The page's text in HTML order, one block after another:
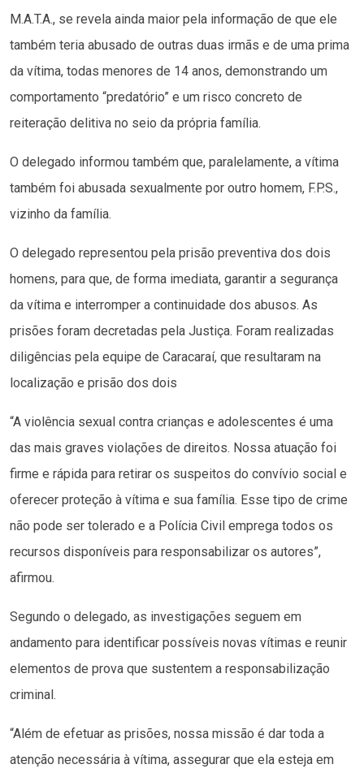
M.A.T.A., se revela ainda maior pela informação de que ele
também teria abusado de outras duas irmãs e de uma prima
da vítima, todas menores de 14 anos, demonstrando um
comportamento “predatório” e um risco concreto de
reiteração delitiva no seio da própria família.
O delegado informou também que, paralelamente, a vítima
também foi abusada sexualmente por outro homem, F.P.S.,
vizinho da família.
O delegado representou pela prisão preventiva dos dois
homens, para que, de forma imediata, garantir a segurança
da vítima e interromper a continuidade dos abusos. As
prisões foram decretadas pela Justiça. Foram realizadas
diligências pela equipe de Caracaraí, que resultaram na
localização e prisão dos dois
“A violência sexual contra crianças e adolescentes é uma
das mais graves violações de direitos. Nossa atuação foi
firme e rápida para retirar os suspeitos do convívio social e
oferecer proteção à vítima e sua família. Esse tipo de crime
não pode ser tolerado e a Polícia Civil emprega todos os
recursos disponíveis para responsabilizar os autores”,
afirmou.
Segundo o delegado, as investigações seguem em
andamento para identificar possíveis novas vítimas e reunir
elementos de prova que sustentem a responsabilização
criminal.
“Além de efetuar as prisões, nossa missão é dar toda a
atenção necessária à vítima, assegurar que ela esteja em